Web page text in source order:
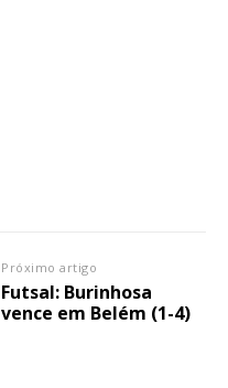
Próximo artigo
Futsal: Burinhosa
vence em Belém (1-4)